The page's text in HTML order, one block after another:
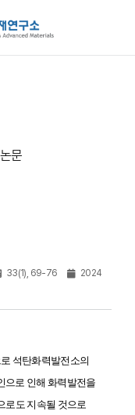
논문
33(1), 69-76
2024
석탄화력발전소의
으로 인해 화력발전을
로도 지속될 것으로